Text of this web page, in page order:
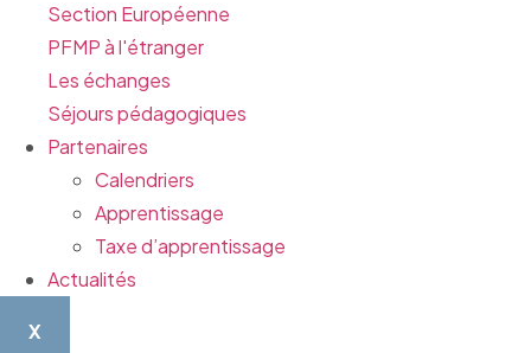
Section Européenne
PFMP à l'étranger
Les échanges
Séjours pédagogiques
Partenaires
Calendriers
Apprentissage
Taxe d’apprentissage
Actualités
X